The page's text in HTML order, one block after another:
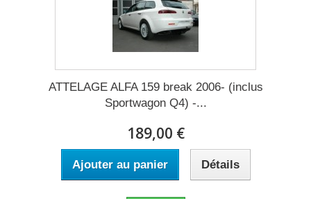
ATTELAGE ALFA 159 break 2006- (inclus
Sportwagon Q4) -...
189,00 €
Ajouter au panier Détails